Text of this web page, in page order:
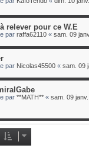
relever pour ce W.E
par raffa62110 « sam. 09
par Nicolas45500 « sam. 09
par **MATH** « sam. 09